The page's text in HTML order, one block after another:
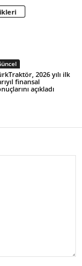
2026 yılı ilk
finansal
açıkladı